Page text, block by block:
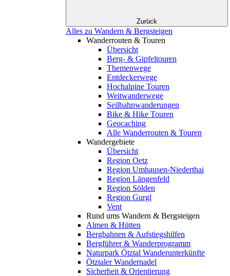
Zurück
Alles zu Wandern & Bergsteigen
Wanderrouten & Touren
Übersicht
Berg- & Gipfeltouren
Themenwege
Entdeckerwege
Hochalpine Touren
Weitwanderwege
Seilbahnwanderungen
Bike & Hike Touren
Geocaching
Alle Wanderrouten & Touren
Wandergebiete
Übersicht
Region Oetz
Region Umhausen-Niederthai
Region Längenfeld
Region Sölden
Region Gurgl
Vent
Rund ums Wandern & Bergsteigen
Almen & Hütten
Bergbahnen & Aufstiegshilfen
Bergführer & Wanderprogramm
Naturpark Ötztal Wanderunterkünfte
Ötztaler Wandernadel
Sicherheit & Orientierung